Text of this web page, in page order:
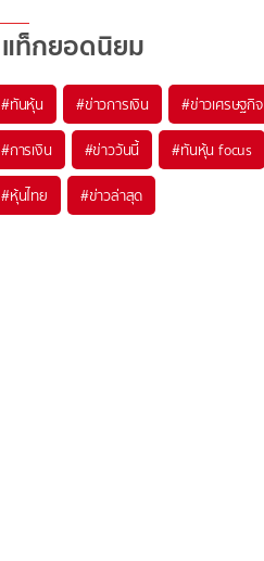
แท็กยอดนิยม
#ทันหุ้น #ข่าวการเงิน #ข่าวเศรษฐกิจ
#การเงิน #ข่าววันนี้ #ทันหุ้น focus
#หุ้นไทย #ข่าวล่าสุด